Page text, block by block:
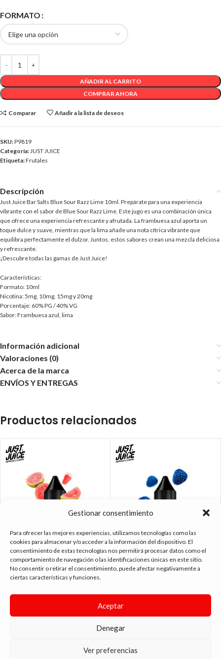
Gestionar consentimiento
Para ofrecer las mejores experiencias, utilizamos tecnologías como las
cookies para almacenar y/o acceder a la información del dispositivo. El
consentimiento de estas tecnologías nos permitirá procesar datos como el
comportamiento de navegación o las identificaciones únicas en este sitio.
No consentir o retirar el consentimiento, puede afectar negativamente a
ciertas características y funciones.
Aceptar
Denegar
Ver preferencias
FORMATO
AÑADIR AL CARRITO
COMPRAR AHORA
Comparar Añadir a la lista de deseos
SKU:P9819
Categoría:JUST JUICE
Etiqueta:Frutales
Descripción
Just Juice Bar Salts Blue Sour Razz Lime 10ml. Prepárate para una experiencia
vibrante con el sabor de Blue Sour Razz Lime. Este jugo es una combinación única
que ofrece una experiencia refrescante y afrutada. La frambuesa azul aporta un
toque dulce y suave, mientras que la lima añade una nota cítrica vibrante que
equilibra perfectamente el dulzor. Juntos, estos sabores crean una mezcla deliciosa
y refrescante.
¡Descubre todas las gamas de Just Juice!
Características:
Formato: 10ml
Nicotina: 5mg, 10mg, 15mg y 20mg
Porcentaje: 60% PG / 40% VG
Sabor: Frambuesa azul, lima
Información adicional
Valoraciones (0)
Acerca de la marca
ENVÍOS Y ENTREGAS
Productos relacionados
JUST JUICE SALT BLOOD ORANGE,
CITRUS, GUAVA 11MG.
JUST JUICE SALT BLUE RASPBERRY
5.25